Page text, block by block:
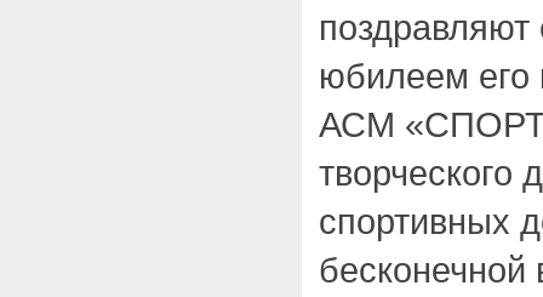
юбилеем его
АСМ
творческого
спортивных
бесконечной